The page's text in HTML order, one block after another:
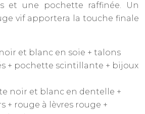
et une pochette raffinée. Un
vif apportera la touche finale
et blanc en soie + talons
+ pochette scintillante + bijoux
noir et blanc en dentelle +
+ rouge à lèvres rouge +